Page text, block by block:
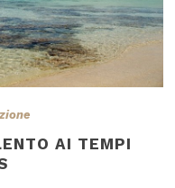
AI TEMPI